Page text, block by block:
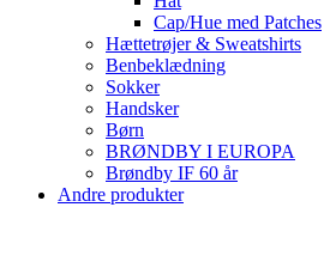
Cap/Hue med Patches
Hættetrøjer & Sweatshirts
Benbeklædning
Sokker
Handsker
Børn
BRØNDBY I EUROPA
Brøndby IF 60 år
Andre produkter